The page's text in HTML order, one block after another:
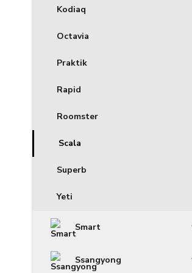
Kodiaq
Octavia
Praktik
Rapid
Roomster
Scala
Superb
Yeti
Smart
Ssangyong